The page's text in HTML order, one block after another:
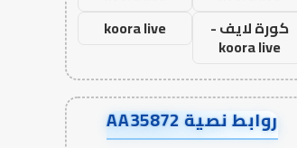
كورة لايف -
koora live
koora live
روابط نصية AA35872